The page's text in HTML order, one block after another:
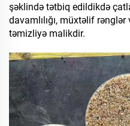
şəklində tətbiq edildikdə
davamlılığı, müxtəlif
təmizliyə malikdir.